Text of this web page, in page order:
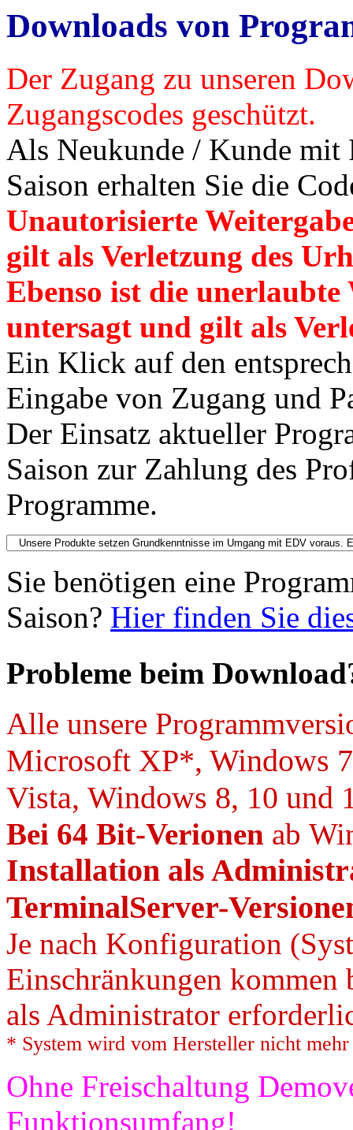
Downloads von
Der Zugang zu unseren
Zugangscodes geschützt.
Als Neukunde / Kunde
Saison erhalten Sie die
Unautorisierte
gilt als Verletzung des
Ebenso ist die
untersagt und gilt als
Ein Klick auf den
Eingabe von Zugang und
Der Einsatz aktueller
Saison zur Zahlung des
Programme.
Sie benötigen eine
Saison? Hier finden Sie
Probleme beim
Alle unsere
Microsoft XP*, Windows
Vista, Windows 8, 10 und
Bei 64 Bit-Verionen ab
Installation als
TerminalServer-
Je nach Konfiguration
Einschränkungen
als Administrator
* System wird vom Hersteller nicht
Ohne Freischaltung
Funktionsumfang!